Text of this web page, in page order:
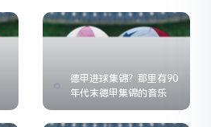
德甲进球集锦？那里有90
年代末德甲集锦的音乐